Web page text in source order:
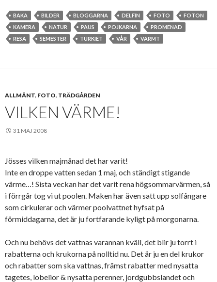
BAKA BILDER BLOGGARNA DELFIN FOTO
FOTON
KAMERA
NATUR PAUS POJKARNA
PROMENAD
RESA
SEMESTER TURKIET VÅR VARMT
ALLMÄNT, FOTO, TRÄDGÅRDEN
VILKEN VÄRME!
31 MAJ 2008
Jösses vilken majmånad det har varit!
Inte en droppe vatten sedan 1 maj, och ständigt stigande
värme…! Sista veckan har det varit rena högsommarvärmen, så
i förrgår tog vi ut poolen. Maken har även satt upp solfångare
som cirkulerar och värmer poolvattnet hyfsat på
förmiddagarna, det är ju fortfarande kyligt på morgonarna.
Och nu behövs det vattnas varannan kväll, det blir ju torrt i
rabatterna och krukorna på nolltid nu. Det är ju en del krukor
och rabatter som ska vattnas, främst rabatter med nysatta
tagetes, lobelior & nysatta perenner, jordgubbslandet och